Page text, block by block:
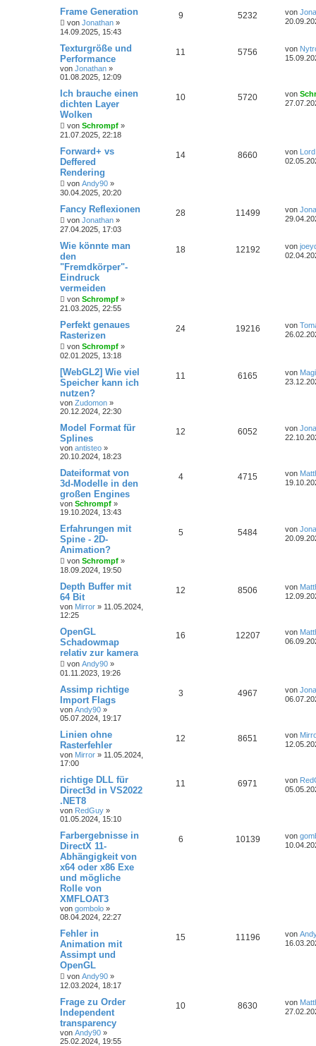
Frame Generation
von Jonathan »
14.09.2025, 15:43
9 5232 von
Texturgröße und
Performance
von Jonathan »
01.08.2025, 12:09
11 5756 von
Ich brauche einen
dichten Layer
Wolken
von Schrompf »
21.07.2025, 22:18
10 5720 von
Forward+ vs
Deffered
Rendering
von Andy90 »
30.04.2025, 20:20
14 8660 von
Fancy Reflexionen
von Jonathan »
27.04.2025, 17:03
28 11499 von
Wie könnte man
den
"Fremdkörper"-
Eindruck
vermeiden
von Schrompf »
21.03.2025, 22:55
18 12192 von
Perfekt genaues
Rasterizen
von Schrompf »
02.01.2025, 13:18
24 19216 von
[WebGL2] Wie viel
Speicher kann ich
nutzen?
von Zudomon »
20.12.2024, 22:30
11 6165 von
Model Format für
Splines
von antisteo »
20.10.2024, 18:23
12 6052 von
Dateiformat von
3d-Modelle in den
großen Engines
von Schrompf »
19.10.2024, 13:43
4 4715 von
Erfahrungen mit
Spine - 2D-
Animation?
von Schrompf »
18.09.2024, 19:50
5 5484 von
Depth Buffer mit
64 Bit
von Mirror » 11.05.2024,
12:25
12 8506 von
OpenGL
Schadowmap
relativ zur kamera
von Andy90 »
01.11.2023, 19:26
16 12207 von
Assimp richtige
Import Flags
von Andy90 »
05.07.2024, 19:17
3 4967 von
Linien ohne
Rasterfehler
von Mirror » 11.05.2024,
17:00
12 8651 von
richtige DLL für
Direct3d in VS2022
.NET8
von RedGuy »
01.05.2024, 15:10
11 6971 von
Farbergebnisse in
DirectX 11-
Abhängigkeit von
x64 oder x86 Exe
und mögliche
Rolle von
XMFLOAT3
von gombolo »
08.04.2024, 22:27
6 10139 von
Fehler in
Animation mit
Assimpt und
OpenGL
von Andy90 »
12.03.2024, 18:17
15 11196 von
Frage zu Order
Independent
transparency
von Andy90 »
25.02.2024, 19:55
10 8630 von